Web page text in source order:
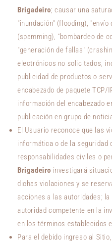
Brigadeiro; causar una
"inundación" (flooding), "envío
(spamming), "bombardeo de
"generación de fallas"
electrónicos no solicitados,
publicidad de productos o
encabezado de paquete TCP/
información del encabezado
publicación en grupo de
El Usuario reconoce que las
informática o de la seguridad
responsabilidades civiles o
Brigadeiro investigará
dichas violaciones y se
acciones a las autoridades;
autoridad competente en la
en los términos establecidos
Para el debido ingreso al